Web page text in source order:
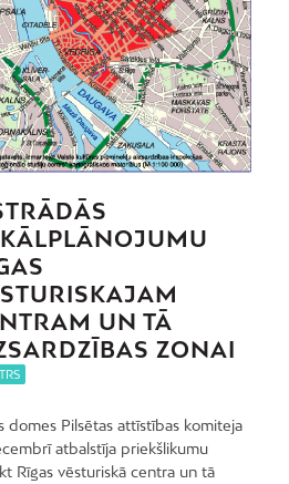
UN TĀ
ZONAI
domes Pilsētas attīstības komiteja
atbalstīja priekšlikumu
Rīgas vēsturiskā centra un tā